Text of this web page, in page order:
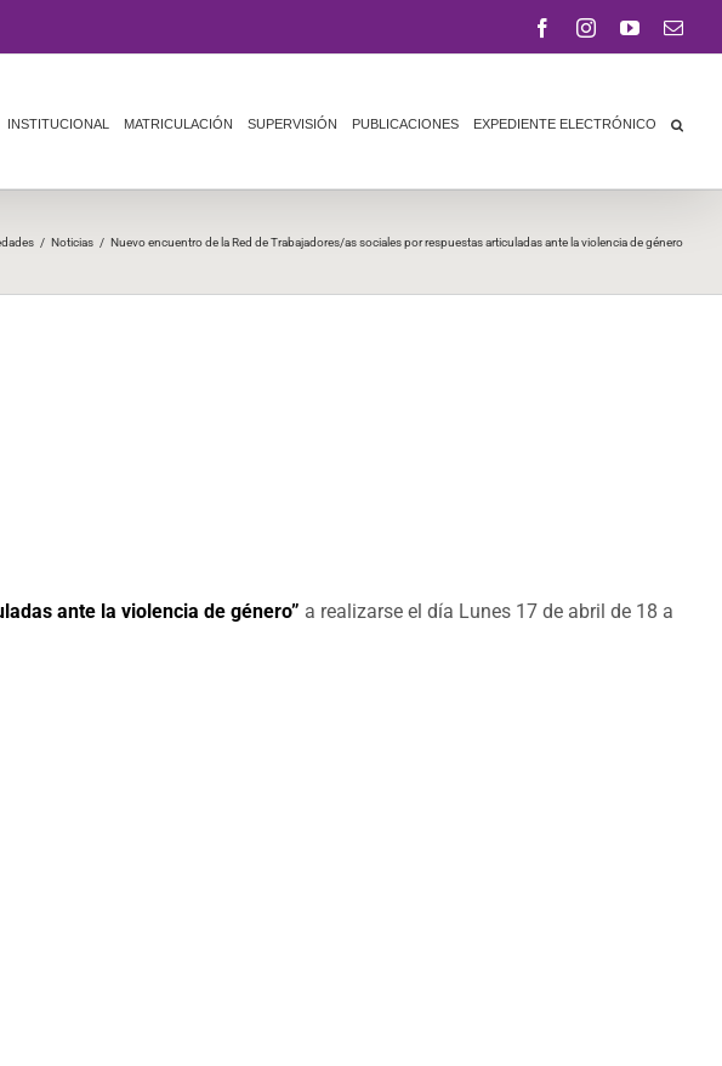
FacebookInstagramYouTube
INSTITUCIONAL MATRICULACIÓN SUPERVISIÓN PUBLICACIONES EXPEDIENTE ELECTRÓNICO
/ Noticias / Nuevo encuentro de la Red de Trabajadores/as sociales por respuestas articuladas ante la violencia de género
ante la violencia de género” a realizarse el día Lunes 17 de abril de 18 a